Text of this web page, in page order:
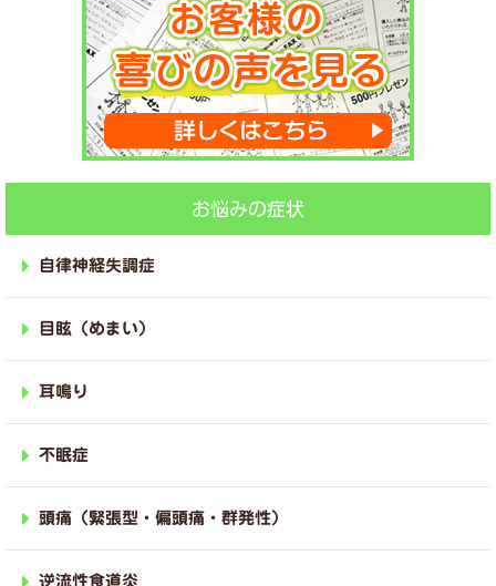
お悩みの症状
自律神経失調症
目眩（めまい）
耳鳴り
不眠症
頭痛（緊張型・偏頭痛・群発性）
逆流性食道炎